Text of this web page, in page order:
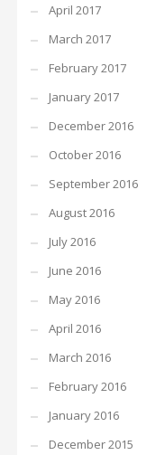
April 2017
March 2017
February 2017
January 2017
December 2016
October 2016
September 2016
August 2016
July 2016
June 2016
May 2016
April 2016
March 2016
February 2016
January 2016
December 2015